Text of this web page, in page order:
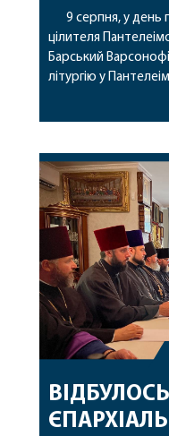
9 серпня, у день
цілителя
Барський
літургію у
Жмеринки. Перед
часткою її святих
Варсонофію
архімандрит Єнох
Жмеринського
Коромчевський,